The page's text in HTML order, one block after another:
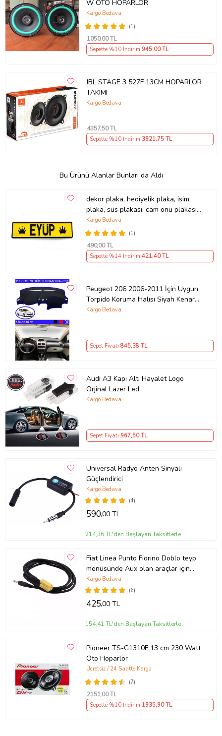
W OTO HOPARLÖR
(1)
Kargo Bedava
1050,00 TL
Sepette %10 İndirim 945,00 TL
JBL STAGE 3 527F 13CM HOPARLÖR
TAKIMI
Kargo Bedava
4357,50 TL
Sepette %10 İndirim 3921,75 TL
Bu Ürünü Alanlar Bunları da Aldı
dekor plaka, hediyelik plaka, isim
plaka, süs plakası, cam önü plakası,
tırcı plakası (Sarı-Siyah)
(1)
Kargo Bedava
490,00 TL
Sepette %14 İndirim 421,40 TL
Peugeot 206 2006-2011 İçin Uygun
Torpido Koruma Halısı Siyah Kenar
Renk Mavi
Kargo Bedava
Sepet Fiyatı 845,38 TL
Audi A3 Kapı Altı Hayalet Logo
Orjinal Lazer Led
Kargo Bedava
Sepet Fiyatı 967,50 TL
Universal Radyo Anten Sinyali
Güçlendirici
(4)
Kargo Bedava
590,00 TL
214,36 TL'den Başlayan Taksitlerle
Fiat Linea Punto Fiorino Doblo teyp
menüsünde Aux olan araçlar için
140cm Aux Kablo
(6)
Kargo Bedava
425,00 TL
154,41 TL'den Başlayan Taksitlerle
Pioneer TS-G1310F 13 cm 230 Watt
Oto Hoparlör
(7)
Ücretsiz / 24 Saatte Kargo
2151,00 TL
Sepette %10 İndirim 1935,90 TL